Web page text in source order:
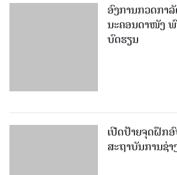
ອົງການກວດກາ
ນະຄອນດາໜັງ
ບົດຮຽນ
ເປີດປ້າຍຈຸດຝຶກ
ສະຖາບັນການຊ່